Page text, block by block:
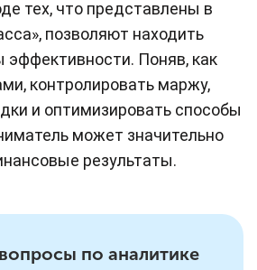
тех, что представлены в
позволяют находить
Поняв, как
контролировать маржу,
и оптимизировать способы
может значительно
результаты.
по аналитике